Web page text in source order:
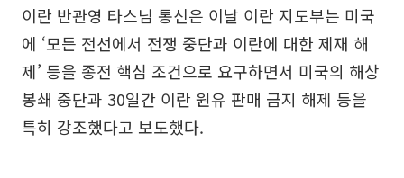
이란 반관영 타스님 통신은 이날 이란 지도부는 미국
에 ‘모든 전선에서 전쟁 중단과 이란에 대한 제재 해
제’ 등을 종전 핵심 조건으로 요구하면서 미국의 해상
봉쇄 중단과 30일간 이란 원유 판매 금지 해제 등을
특히 강조했다고 보도했다.